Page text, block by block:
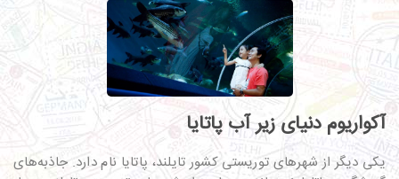
آکواریوم دنیای زیر آب پاتایا
یکی دیگر از شهرهای توریستی کشور تایلند، پاتایا نام دارد. جاذبه‌های